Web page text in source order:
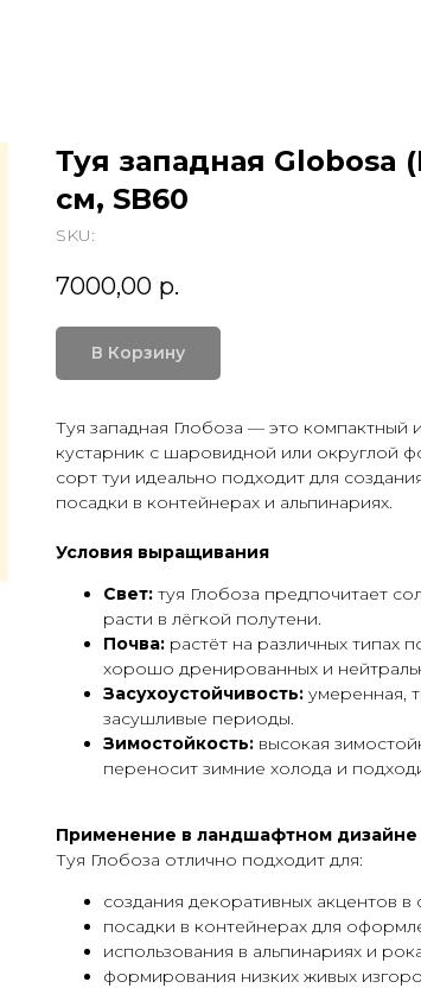
Туя западная Globosa
см, SB60
SKU:
7000,00 р.
В Корзину
Туя западная Глобоза — это
кустарник с шаровидной или округлой
сорт туи идеально подходит для
посадки в контейнерах и альпинариях.
Условия выращивания
Свет: туя Глобоза предпочитает
расти в лёгкой полутени.
Почва: растёт на различных типах
хорошо дренированных и
Засухоустойчивость: умеренная,
засушливые периоды.
Зимостойкость: высокая
переносит зимние холода и
Применение в ландшафтном дизайне
Туя Глобоза отлично подходит для:
создания декоративных акцентов в
посадки в контейнерах для
использования в альпинариях и
формирования низких живых